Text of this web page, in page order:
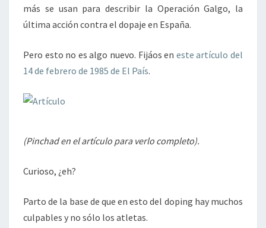
más se usan para describir la Operación Galgo, la
última acción contra el dopaje en España.
Pero esto no es algo nuevo. Fijáos en este artículo del
14 de febrero de 1985 de El País.
(Pinchad en el artículo para verlo completo).
Curioso, ¿eh?
Parto de la base de que en esto del doping hay muchos
culpables y no sólo los atletas.